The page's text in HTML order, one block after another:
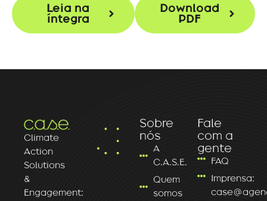
Leia na
íntegra
Download
PDF
Climate
Action
Solutions
&
Engagement:
Sobre
nós
A
C.A.S.E.
Quem
somos
Fale
com a
gente
FAQ
Imprensa: